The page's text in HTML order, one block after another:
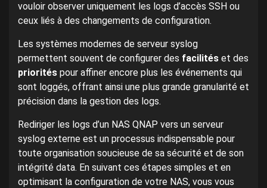
vouloir observer uniquement les logs d’accès SSH ou
ceux liés à des changements de configuration.
Les systèmes modernes de serveur syslog
permettent souvent de configurer des facilités et des
priorités pour affiner encore plus les événements qui
sont loggés, offrant ainsi une plus grande granularité et
précision dans la gestion des logs.
Rediriger les logs d’un NAS QNAP vers un serveur
syslog externe est un processus indispensable pour
toute organisation soucieuse de sa sécurité et de son
intégrité data. En suivant ces étapes simples et en
optimisant la configuration de votre NAS, vous vous